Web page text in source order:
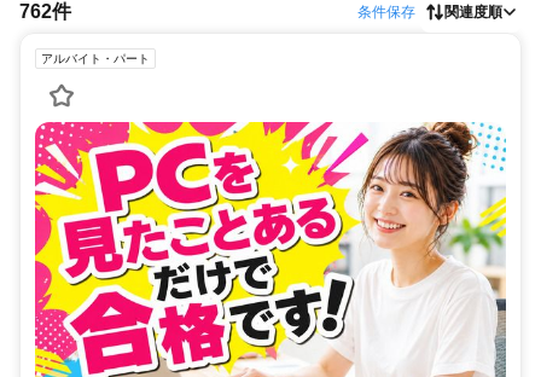
762件 条件保存 関連度順
アルバイト・パート